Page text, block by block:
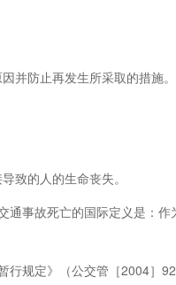
防止再发生所采取的措施。
的人的生命丧失。
事故死亡的国际定义是：作
规定》（公交管［2004］